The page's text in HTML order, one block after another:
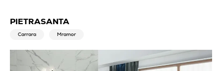
PIETRASANTA
Carrara Mramor